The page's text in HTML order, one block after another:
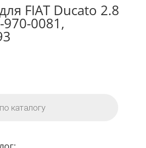
FIAT Ducato 2.8
970-0081,